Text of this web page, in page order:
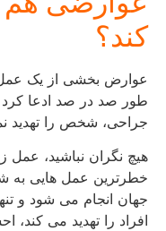
کند؟
عوارض بخشی از یک عمل
طور صد در صد ادعا کرد
جراحی، شخص را تهدید نمی
هیچ نگران نباشید، عمل
خطرترین عمل هایی به
جهان انجام می شود و
افراد را تهدید می کند،